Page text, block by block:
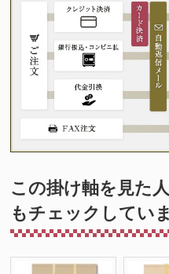
この掛け軸を見た
もチェックしてい